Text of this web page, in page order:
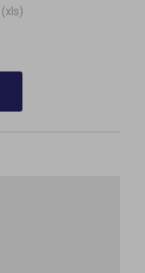
(xls)